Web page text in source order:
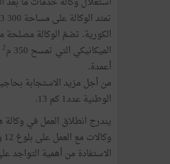
تمتد الوكالة على مساحة 300 3 م
الكورية. تضمّ الوكالة مصلحة
الميكانيكي التي تمسح 350 م
2
أعمدة.
من أجل مزيد الاستجابة
الوطنية عدد1 كم 13.
الاستفادة من أهمية التواجد على الطريق الوطنية عدد1